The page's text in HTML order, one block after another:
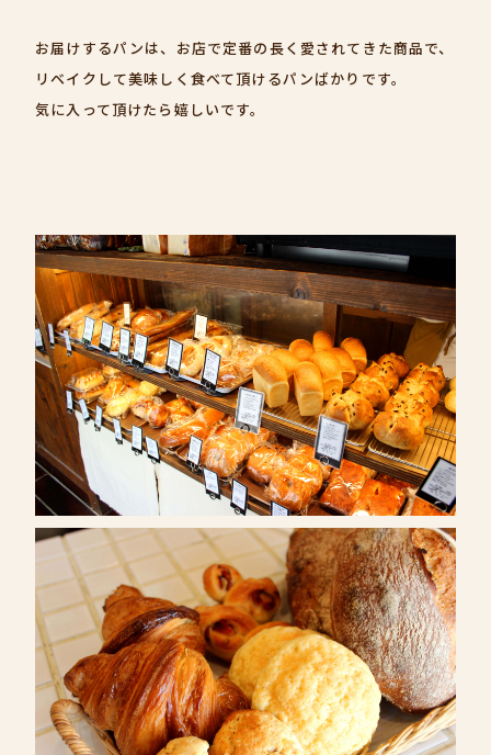
お届けするパンは、お店で定番の長く愛されてきた商品で、
リベイクして美味しく食べて頂けるパンばかりです。
気に入って頂けたら嬉しいです。